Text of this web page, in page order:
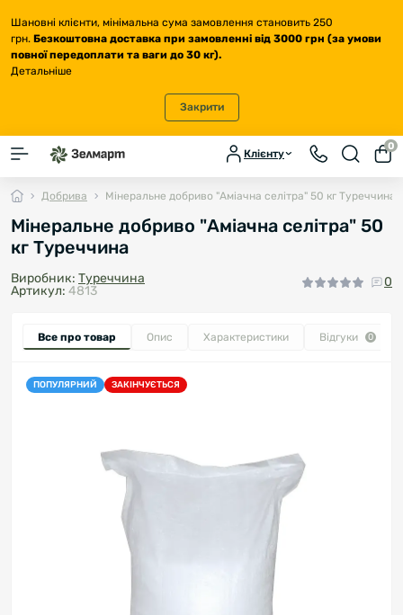
Шановні клієнти, мінімальна сума замовлення становить 250
грн. Безкоштовна доставка при замовленні від 3000 грн (за умови
повної передоплати та ваги до 30 кг).
Детальніше
Закрити
Клієнту
0
Добрива Мінеральне добриво "Аміачна селітра" 50 кг Туреччина
Мінеральне добриво "Аміачна селітра" 50
кг Туреччина
Виробник: Туреччина
Артикул: 4813
0
Все про товар Опис Характеристики Відгуки 0
ПОПУЛЯРНИЙ ЗАКІНЧУЄТЬСЯ